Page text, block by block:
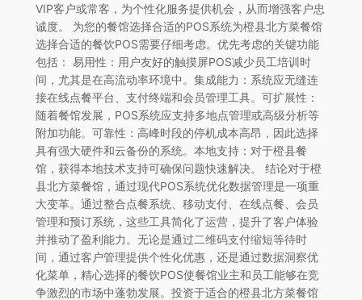
VIP客户或常客，为个性化服务提供机会，从而增强客户忠
诚度。 为您的餐馆选择合适的POS系统为橙县北方菜餐馆
选择合适的餐饮POS需要仔细考虑。优先考虑的关键功能
包括： 易用性：用户友好的触摸屏POS减少员工培训时
间，尤其是在高流动率环境中。集成能力：系统应无缝连
接在线点餐平台、支付终端和会员管理工具。可扩展性：
随着餐馆发展，POS系统应支持多地点管理或高级分析等
附加功能。可靠性：高峰时段的停机成本高昂，因此选择
具有强大硬件和云备份的系统。本地支持：对于橙县餐
馆，获得本地技术支持可确保问题快速解决。 结论对于橙
县北方菜餐馆，通过现代POS系统优化数据管理是一项重
大变革。通过整合点餐系统、移动支付、在线点餐、会员
管理和预订系统，这些工具简化了运营，提升了客户体验
并推动了盈利能力。无论是通过二维码支付缩短等待时
间，通过客户管理提供个性化优惠，还是通过数据洞察优
化菜单，精心选择的餐饮POS使餐馆业主和员工能够在竞
争激烈的市场中蓬勃发展。投资于适合的橙县北方菜餐馆